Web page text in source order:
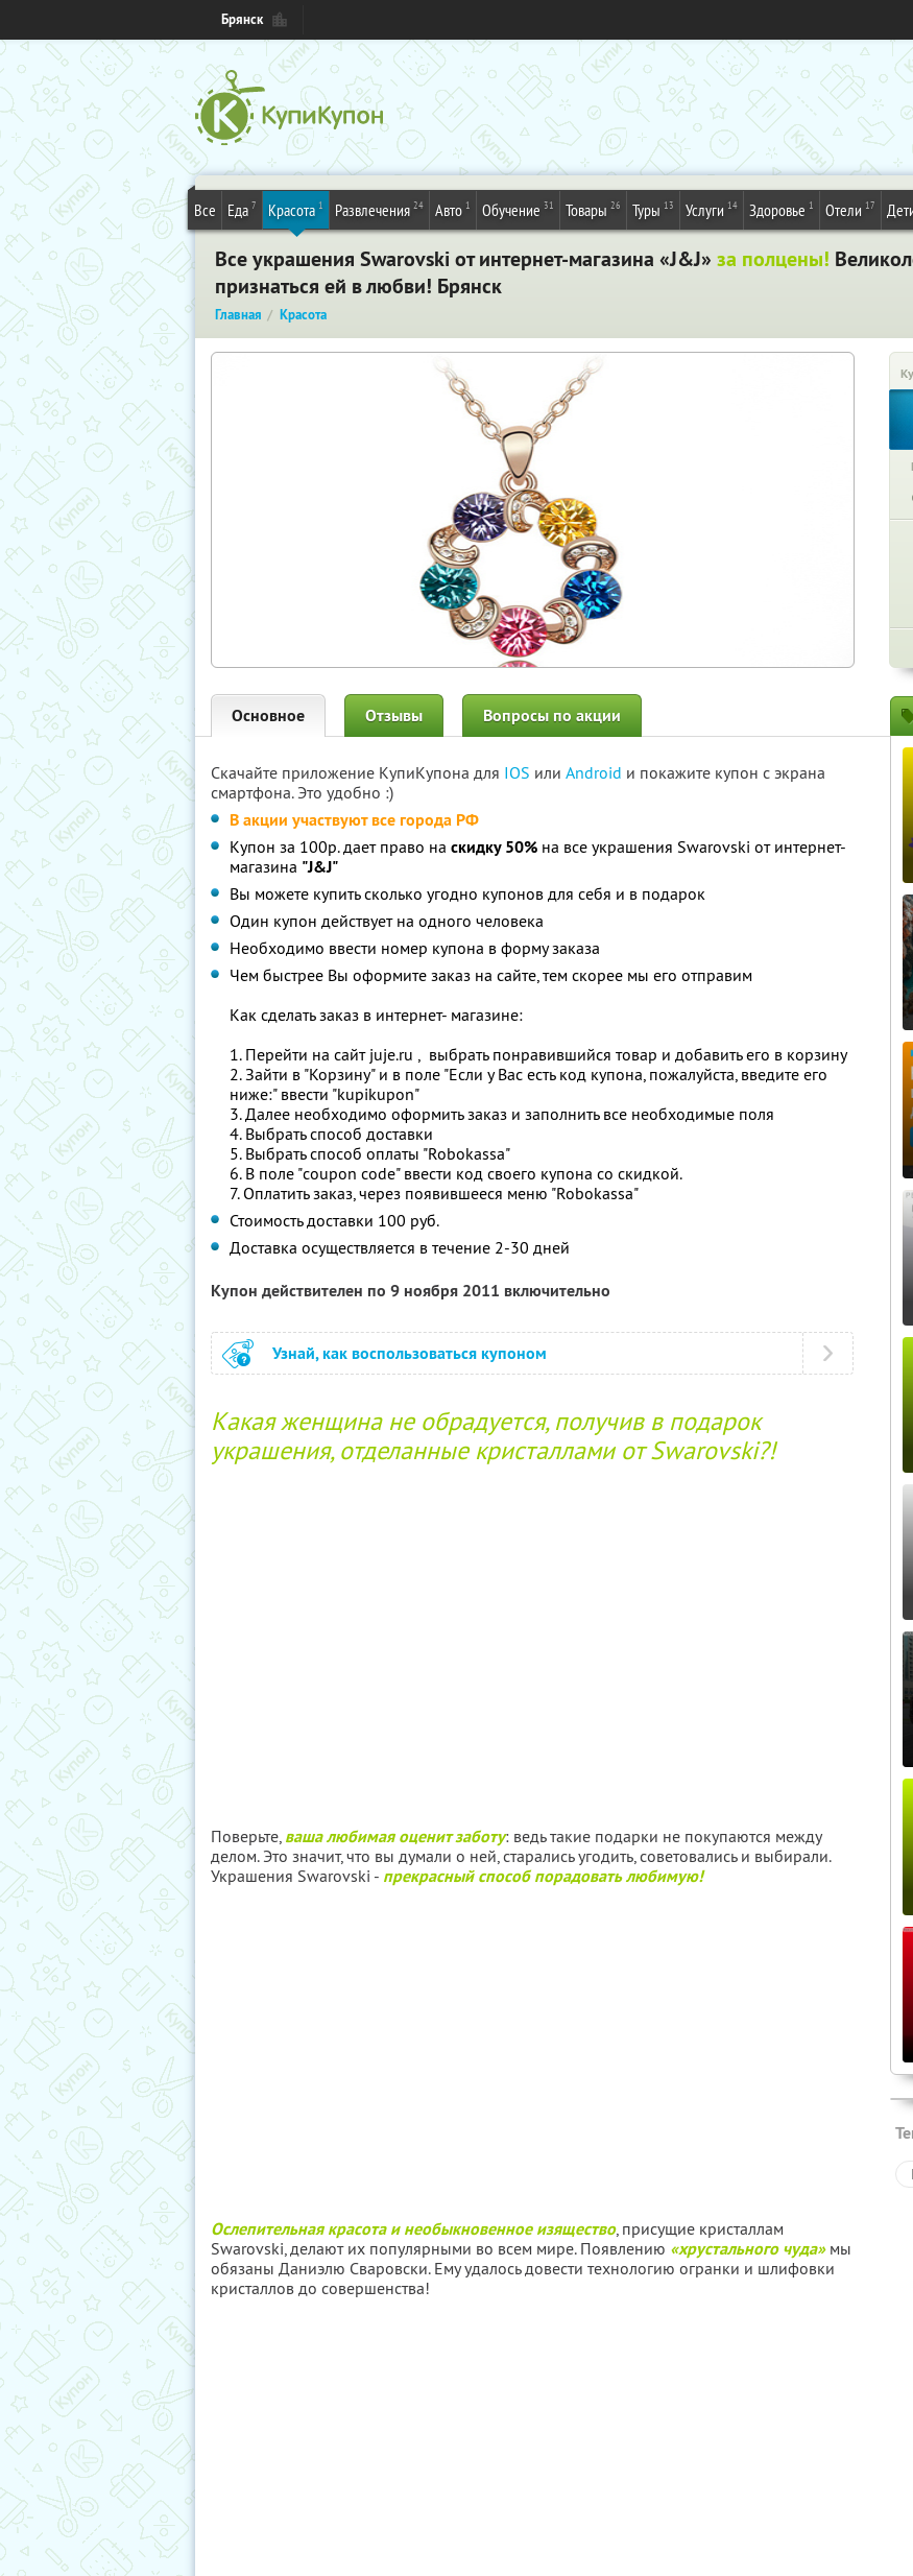
Брянск
Все Еда 7 Красота 1 Развлечения 24 Авто 1 Обучение 31 Товары 26 Туры 13 Услуги 14 Здоровье 1 Отели 17
Все украшения Swarovski от интернет-магазина «J&J» за полцены!
признаться ей в любви! Брянск
Главная Красота
Основное Отзывы Вопросы по акции
Скачайте приложение КупиКупона для IOS или Android и покажите купон с экрана
смартфона. Это удобно :)
В акции участвуют все города РФ
Купон за 100р. дает право на скидку 50% на все украшения Swarovski от интернет-
магазина "J&J"
Вы можете купить сколько угодно купонов для себя и в подарок
Один купон действует на одного человека
Необходимо ввести номер купона в форму заказа
Чем быстрее Вы оформите заказ на сайте, тем скорее мы его отправим
Как сделать заказ в интернет- магазине:
1. Перейти на сайт juje.ru , выбрать понравившийся товар и добавить его в корзину
2. Зайти в "Корзину" и в поле "Если у Вас есть код купона, пожалуйста, введите его
ниже:" ввести "kupikupon"
3. Далее необходимо оформить заказ и заполнить все необходимые поля
4. Выбрать способ доставки
5. Выбрать способ оплаты "Robokassa"
6. В поле "coupon code" ввести код своего купона со скидкой.
7. Оплатить заказ, через появившееся меню "Robokassa"
Стоимость доставки 100 руб.
Доставка осуществляется в течение 2-30 дней
Купон действителен по 9 ноября 2011 включительно
Узнай, как воспользоваться купоном
Какая женщина не обрадуется, получив в подарок
украшения, отделанные кристаллами от Swarovski?!
Поверьте, ваша любимая оценит заботу: ведь такие подарки не покупаются между
делом. Это значит, что вы думали о ней, старались угодить, советовались и выбирали.
Украшения Swarovski - прекрасный способ порадовать любимую!
Ослепительная красота и необыкновенное изящество, присущие кристаллам
Swarovski, делают их популярными во всем мире. Появлению «хрустального чуда»мы
обязаны Даниэлю Сваровски. Ему удалось довести технологию огранки и шлифовки
кристаллов до совершенства!